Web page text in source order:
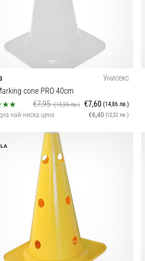
Унисекс
cone PRO 40cm
€7,95(15,55 лв.) €7,60 (14,86 лв.)
най-ниска цена €6,40 (12,52 лв.)
OS